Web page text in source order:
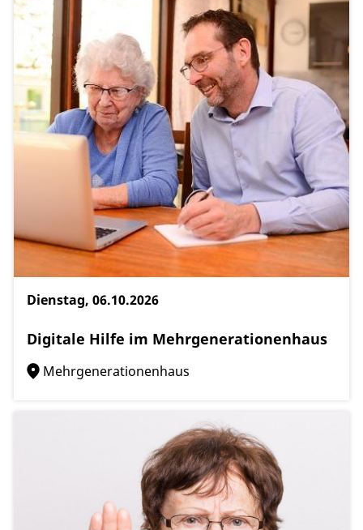
Dienstag, 06.10.2026
Digitale Hilfe im Mehrgenerationenhaus
Mehrgenerationenhaus